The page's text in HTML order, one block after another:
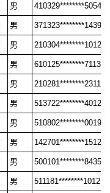
男 410329********5054
男 371323********1439
男 210304********1012
男 610125********7113
男 210281********2311
男 513722********4012
男 510802********0019
男 142701********1512
男 500101********8435
男 511181********1012